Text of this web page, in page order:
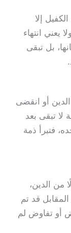
إلا
يعني انتهاء
بل تبقى
الدين أو انقضى
لا تبقى بعد
فتبرأ ذمة
من الدين،
قد تم
أو تفاوض لم